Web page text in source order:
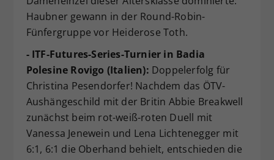
Haubner gewann in der Round-Robin-
Fünfergruppe vor Heiderose Toth.
- ITF-Futures-Series-Turnier in Badia
Polesine Rovigo (Italien): Doppelerfolg für
Christina Pesendorfer! Nachdem das ÖTV-
Aushängeschild mit der Britin Abbie Breakwell
zunächst beim rot-weiß-roten Duell mit
Vanessa Jenewein und Lena Lichtenegger mit
6:1, 6:1 die Oberhand behielt, entschieden die